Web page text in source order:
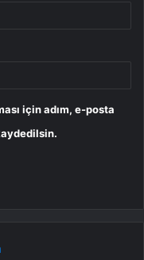
için adım, e-posta